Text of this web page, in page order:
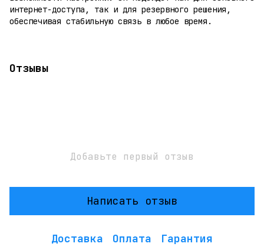
интернет-доступа, так и для резервного решения,
обеспечивая стабильную связь в любое время.
Отзывы
Добавьте первый отзыв
Написать отзыв
Доставка Оплата Гарантия